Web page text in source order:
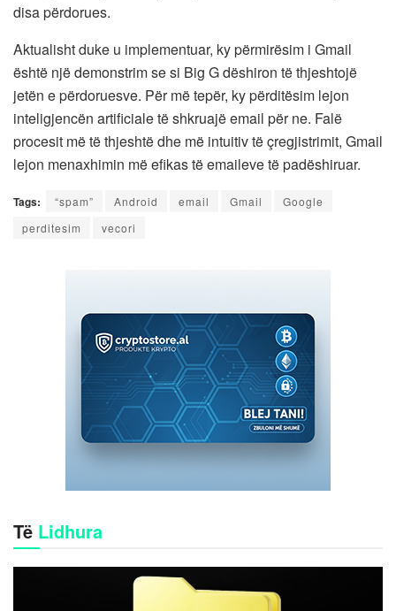
disa përdorues.
Aktualisht duke u implementuar, ky përmirësim i Gmail
është një demonstrim se si Big G dëshiron të thjeshtojë
jetën e përdoruesve. Për më tepër, ky përditësim lejon
inteligjencën artificiale të shkruajë email për ne. Falë
procesit më të thjeshtë dhe më intuitiv të çregjistrimit, Gmail
lejon menaxhimin më efikas të emaileve të padëshiruar.
Tags: “spam” Android email Gmail
Google
perditesim
vecori
Të Lidhura